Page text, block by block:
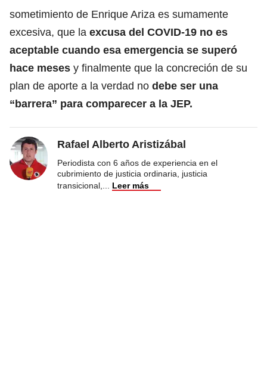
sometimiento de Enrique Ariza es sumamente
excesiva, que la excusa del COVID-19 no es
aceptable cuando esa emergencia se superó
hace meses y finalmente que la concreción de su
plan de aporte a la verdad no debe ser una
“barrera” para comparecer a la JEP.
Rafael Alberto Aristizábal
Periodista con 6 años de experiencia en el
cubrimiento de justicia ordinaria, justicia
transicional,
Leer más